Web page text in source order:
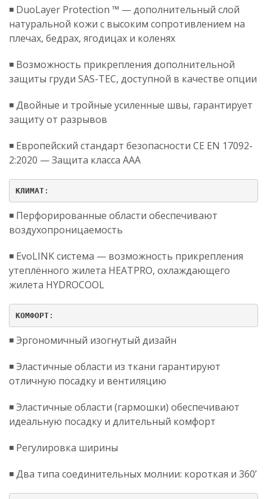
◾️ DuoLayer Protection ™ — дополнительный слой
натуральной кожи с высоким сопротивлением на
плечах, бедрах, ягодицах и коленях
◾️ Возможность прикрепления дополнительной
защиты груди SAS-TEC, доступной в качестве опции
◾️ Двойные и тройные усиленные швы, гарантирует
защиту от разрывов
◾️ Европейский стандарт безопасности CE EN 17092-
2:2020 — Защита класса AAA
КЛИМАТ:
◾️ Перфорированные области обеспечивают
воздухопроницаемость
◾️ EvoLINK система — возможность прикрепления
утеплённого жилета HEATPRO, охлаждающего
жилета HYDROCOOL
КОМФОРТ:
◾️ Эргономичный изогнутый дизайн
◾️ Эластичные области из ткани гарантируют
отличную посадку и вентиляцию
◾️ Эластичные области (гармошки) обеспечивают
идеальную посадку и длительный комфорт
◾️ Регулировка ширины
◾️ Два типа соединительных молнии: короткая и 360’